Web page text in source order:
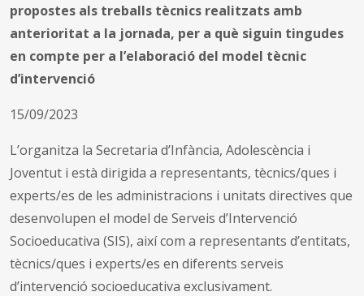
propostes als treballs tècnics realitzats amb
anterioritat a la jornada, per a què siguin tingudes
en compte per a l’elaboració del model tècnic
d’intervenció
15/09/2023
L’organitza la Secretaria d’Infància, Adolescència i
Joventut i està dirigida a representants, tècnics/ques i
experts/es de les administracions i unitats directives que
desenvolupen el model de Serveis d’Intervenció
Socioeducativa (SIS), així com a representants d’entitats,
tècnics/ques i experts/es en diferents serveis
d’intervenció socioeducativa exclusivament.